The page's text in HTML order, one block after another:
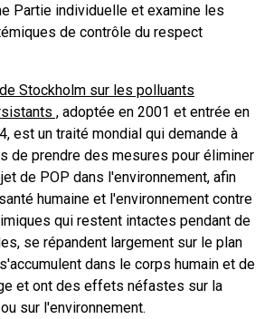
Partie individuelle et examine les
de contrôle du respect
Stockholm sur les polluants
, adoptée en 2001 et entrée en
est un traité mondial qui demande à
de prendre des mesures pour éliminer
de POP dans l'environnement, afin
humaine et l'environnement contre
qui restent intactes pendant de
se répandent largement sur le plan
dans le corps humain et de
et ont des effets néfastes sur la
sur l'environnement.